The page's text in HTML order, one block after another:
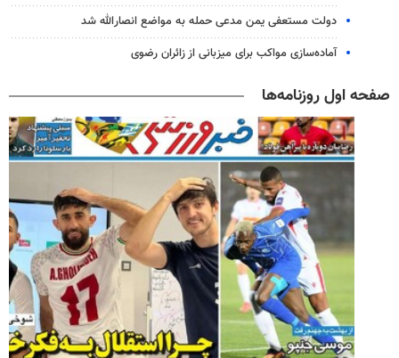
دولت مستعفی یمن مدعی حمله به مواضع انصارالله شد
آماده‌سازی مواکب برای میزبانی از زائران رضوی
صفحه اول روزنامه‌ها